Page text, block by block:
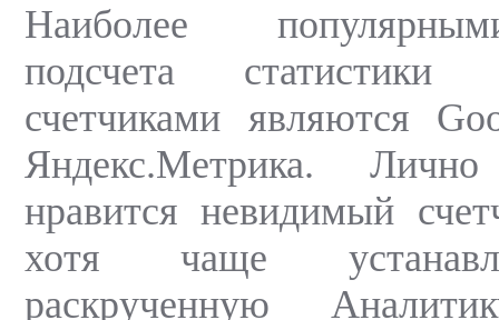
Наиболее
подсчета
счетчиками являются
Яндекс.Метрика.
нравится невидимый
хотя чаще
раскрученную